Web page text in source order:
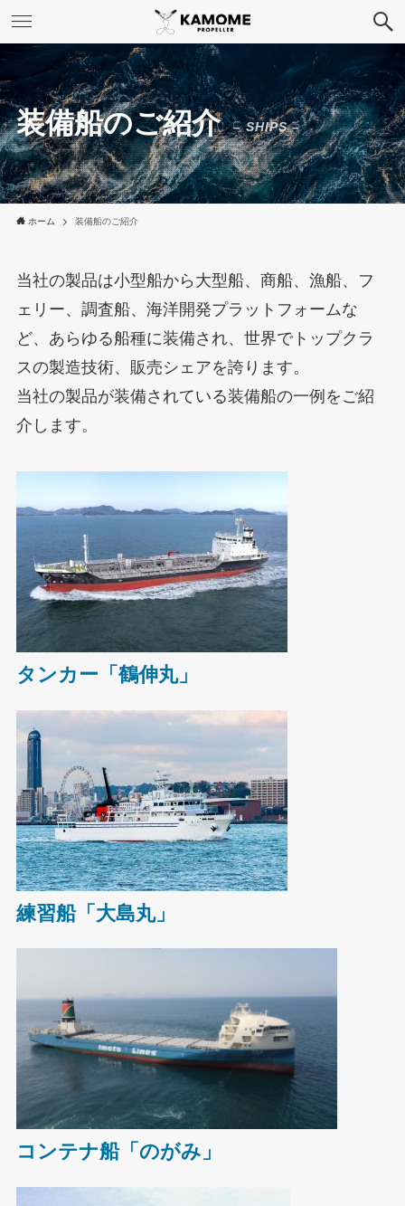
装備船のご紹介 – SHIPS –
ホーム 装備船のご紹介
当社の製品は小型船から大型船、商船、漁船、フ
ェリー、調査船、海洋開発プラットフォームな
ど、あらゆる船種に装備され、世界でトップクラ
スの製造技術、販売シェアを誇ります。
当社の製品が装備されている装備船の一例をご紹
介します。
タンカー「鶴伸丸」
練習船「大島丸」
コンテナ船「のがみ」